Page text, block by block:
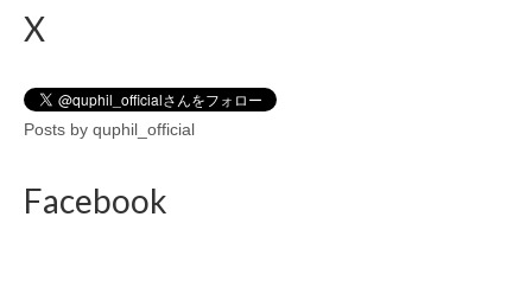
X
Posts by quphil_official
Facebook